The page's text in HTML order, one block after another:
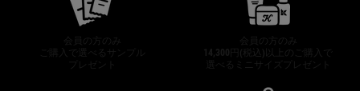
会員の方のみ
ご購入で選べるサンプル
会員の方のみ
14,300円(税込)以上のご購入で
選べるミニサイズプレゼント